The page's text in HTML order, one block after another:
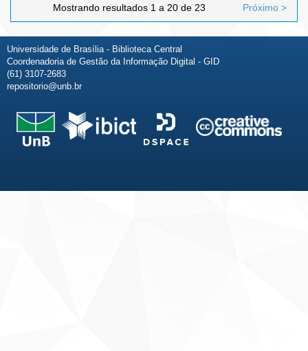
Mostrando resultados 1 a 20 de 23 Próximo >
Universidade de Brasília - Biblioteca Central
Coordenadoria de Gestão da Informação Digital - GID
(61) 3107-2683
repositorio@unb.br